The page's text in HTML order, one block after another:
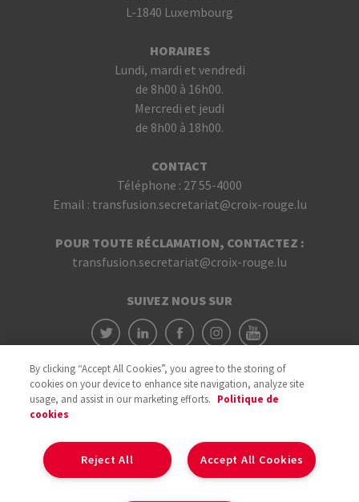
L-1840 Luxembourg
HORAIRES
Lundi, mardi et vendredi
de 8h00 à 16h00.
Mercredi et jeudi
de 8h00 à 18h00.
CONTACT
Téléphone : 27 55-4000
Email : transfusion.secretariat@croix-rouge.lu
POUR TOUTE RÉCLAMATION, CONTACTEZ :
transfusion.secretariat@croix-rouge.lu
SUIVEZ NOUS SUR
By clicking “Accept All Cookies”, you agree to the storing of
cookies on your device to enhance site navigation, analyze site
usage, and assist in our marketing efforts. Politique de
cookies
Accept All Cookies
Reject All